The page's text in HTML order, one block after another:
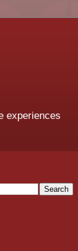
experiences